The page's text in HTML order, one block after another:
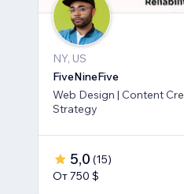
NY, US
FiveNineFive
Web Design | Content
Strategy
5,0 (15)
От 750 $